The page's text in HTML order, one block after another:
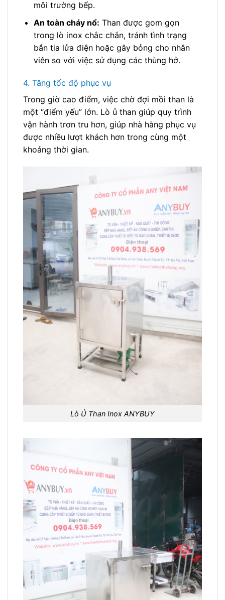
môi trường bếp.
An toàn cháy nổ: Than được gom gọn
trong lò inox chắc chắn, tránh tình trạng
bắn tia lửa điện hoặc gây bỏng cho nhân
viên so với việc sử dụng các thùng hở.
4. Tăng tốc độ phục vụ
Trong giờ cao điểm, việc chờ đợi mồi than là
một “điểm yếu” lớn. Lò ủ than giúp quy trình
vận hành trơn tru hơn, giúp nhà hàng phục vụ
được nhiều lượt khách hơn trong cùng một
khoảng thời gian.
Lò Ủ Than Inox ANYBUY